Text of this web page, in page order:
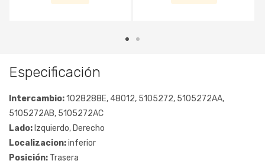
Especificación
Intercambio:1028288E, 48012, 5105272, 5105272AA,
5105272AB, 5105272AC
Lado: Izquierdo, Derecho
Localizacion:inferior
Posición: Trasera